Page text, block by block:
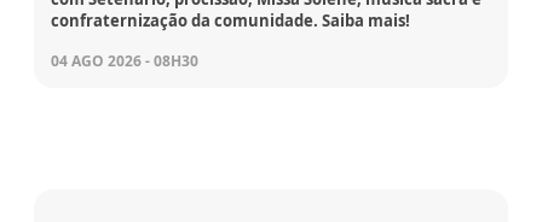
confraternização da comunidade. Saiba mais!
04 AGO 2026 - 08H30